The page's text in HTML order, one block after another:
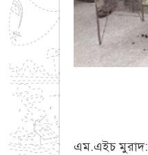
এম.এইচ মুরাদ: